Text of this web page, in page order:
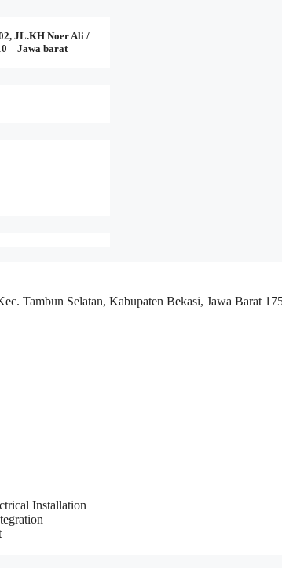
JL.KH Noer Ali /
– Jawa barat
Tambun Selatan, Kabupaten Bekasi, Jawa Barat
Installation